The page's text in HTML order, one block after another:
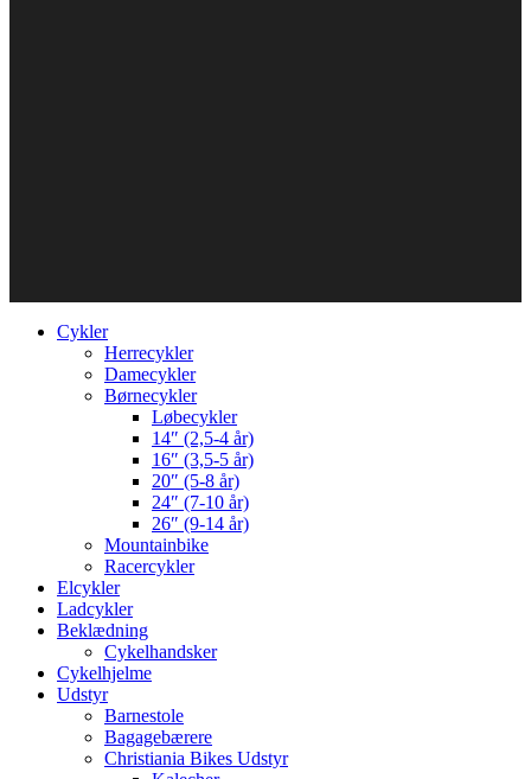
Cykler
Herrecykler
Damecykler
Børnecykler
Løbecykler
14″ (2,5-4 år)
16″ (3,5-5 år)
20″ (5-8 år)
24″ (7-10 år)
26″ (9-14 år)
Mountainbike
Racercykler
Elcykler
Ladcykler
Beklædning
Cykelhandsker
Cykelhjelme
Udstyr
Barnestole
Bagagebærere
Christiania Bikes Udstyr